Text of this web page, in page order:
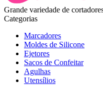
Grande variedade de
Categorias
Marcadores
Moldes de Silicone
Ejetores
Sacos de Confeitar
Agulhas
Utensílios